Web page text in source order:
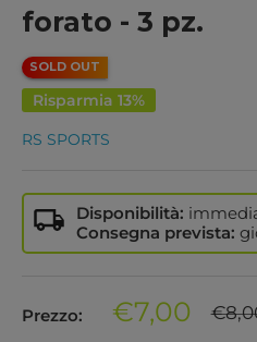
forato - 3 pz.
SOLD OUT
Risparmia 13%
RS SPORTS
Disponibilità:
Consegna prevista:
Prezzo:
Prezzo
€7,00